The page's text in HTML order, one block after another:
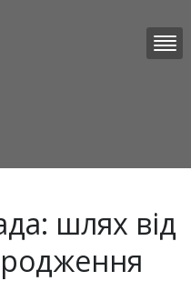
шлях від